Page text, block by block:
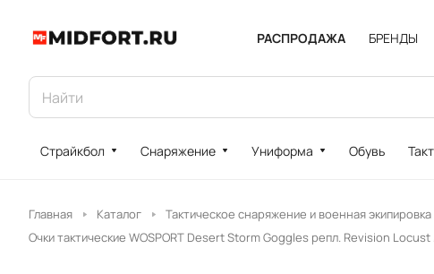
РАСПРОДАЖА БРЕНДЫ
Страйкбол Снаряжение Униформа Обувь
Главная Каталог Тактическое снаряжение и военная экипировка
Очки тактические WOSPORT Desert Storm Goggles репл. Revision Locust